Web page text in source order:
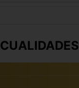
CUALIDADES